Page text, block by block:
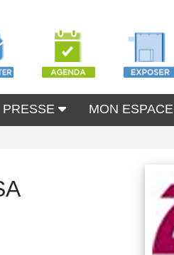
PRESSE MON ESPACE